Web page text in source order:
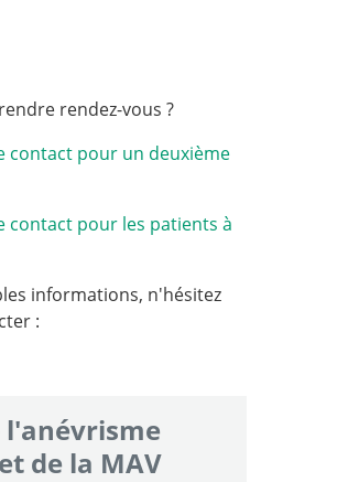
rendez-vous ?
contact pour un deuxième
contact pour les patients à
informations, n'hésitez
:
l'anévrisme
de la MAV